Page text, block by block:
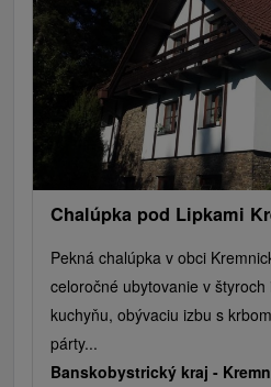
Chalúpka pod Lipkami
Pekná chalúpka v obci
celoročné ubytovanie v
kuchyňu, obývaciu izbu s
párty...
Banskobystrický kraj -